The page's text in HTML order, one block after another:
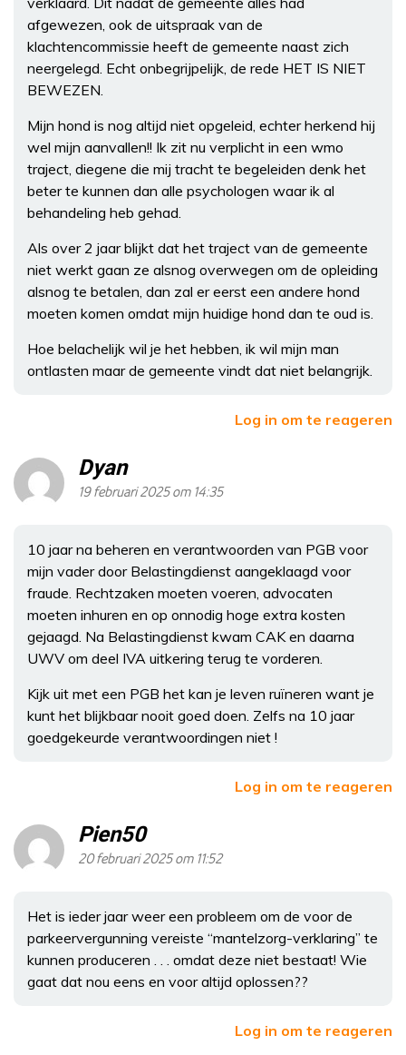
afgewezen, ook de uitspraak van de
klachtencommissie heeft de gemeente naast zich
neergelegd. Echt onbegrijpelijk, de rede HET IS NIET
BEWEZEN.
Mijn hond is nog altijd niet opgeleid, echter herkend hij
wel mijn aanvallen!! Ik zit nu verplicht in een wmo
traject, diegene die mij tracht te begeleiden denk het
beter te kunnen dan alle psychologen waar ik al
behandeling heb gehad.
Als over 2 jaar blijkt dat het traject van de gemeente
niet werkt gaan ze alsnog overwegen om de opleiding
alsnog te betalen, dan zal er eerst een andere hond
moeten komen omdat mijn huidige hond dan te oud is.
Hoe belachelijk wil je het hebben, ik wil mijn man
ontlasten maar de gemeente vindt dat niet belangrijk.
Log in om te reageren
Dyan
19 februari 2025 om 14:35
10 jaar na beheren en verantwoorden van PGB voor
mijn vader door Belastingdienst aangeklaagd voor
fraude. Rechtzaken moeten voeren, advocaten
moeten inhuren en op onnodig hoge extra kosten
gejaagd. Na Belastingdienst kwam CAK en daarna
UWV om deel IVA uitkering terug te vorderen.
Kijk uit met een PGB het kan je leven ruïneren want je
kunt het blijkbaar nooit goed doen. Zelfs na 10 jaar
goedgekeurde verantwoordingen niet !
Log in om te reageren
Pien50
20 februari 2025 om 11:52
Het is ieder jaar weer een probleem om de voor de
parkeervergunning vereiste “mantelzorg-verklaring” te
kunnen produceren . . . omdat deze niet bestaat! Wie
gaat dat nou eens en voor altijd oplossen??
Log in om te reageren